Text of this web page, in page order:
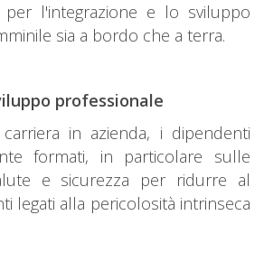
per l'integrazione e lo sviluppo
sia a bordo che a terra.
professionale
in azienda, i dipendenti
formati, in particolare sulle
e sicurezza per ridurre al
legati alla pericolosità intrinseca